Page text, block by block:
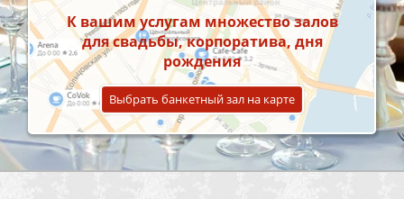
К вашим услугам множество залов
для свадьбы, корпоратива, дня
рождения
Выбрать банкетный зал на карте